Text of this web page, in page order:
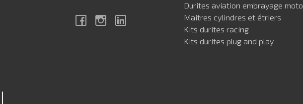
FacebookInstagram
Durites aviation embrayage moto
Maitres cylindres et étriers
Kits durites racing
Kits durites plug and play